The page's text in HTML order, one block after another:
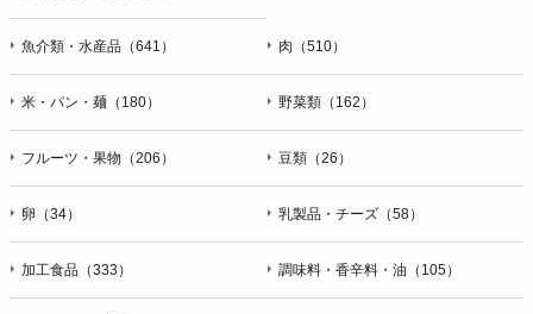
魚介類・水産品（641） 肉（510）
米・パン・麺（180） 野菜類（162）
フルーツ・果物（206） 豆類（26）
卵（34） 乳製品・チーズ（58）
加工食品（333） 調味料・香辛料・油（105）